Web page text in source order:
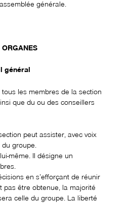
générale.
général
les membres de la section
que du ou des conseillers
peut assister, avec voix
groupe.
même. Il désigne un
en s’efforçant de réunir
pas être obtenue, la majorité
celle du groupe. La liberté